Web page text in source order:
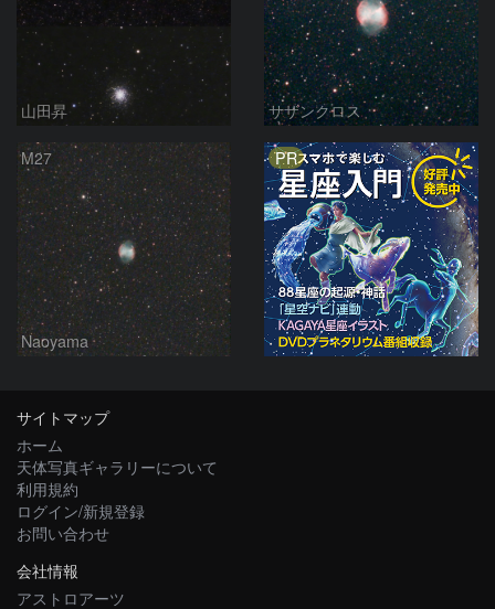
山田昇 サザンクロス
M27
Naoyama
PR
サイトマップ
ホーム
天体写真ギャラリーについて
利用規約
ログイン/新規登録
お問い合わせ
会社情報
アストロアーツ